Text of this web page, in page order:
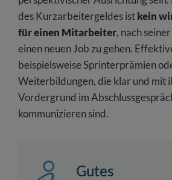
des Kurzarbeitergeldes istkein
für einen Mitarbeiter, nach
einen neuen Job zu gehen.
beispielsweise Sprinterprämien
Weiterbildungen, die klar und mit
Vordergrund im
kommunizieren sind.
Gutes